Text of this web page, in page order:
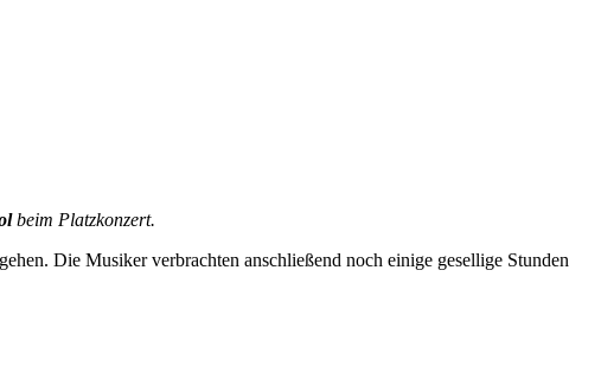
beim Platzkonzert.
Die Musiker verbrachten anschließend noch einige gesellige Stunden